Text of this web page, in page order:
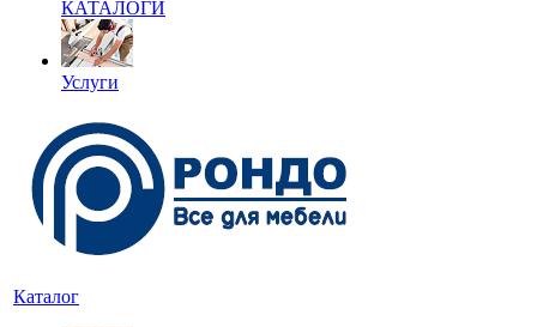
КАТАЛОГИ
Услуги
Каталог